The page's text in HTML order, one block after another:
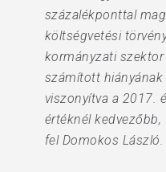
százalékponttal
költségvetési
kormányzati
számított hiányának
viszonyítva a 2017.
értéknél
fel Domokos László.